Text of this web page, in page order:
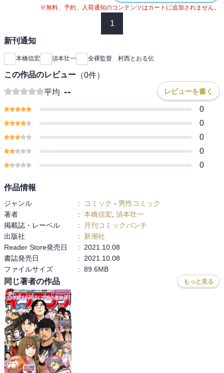
※無料、予約、入荷通知のコンテンツはカートに追加されません。
1
新刊通知
本橋信宏 須本壮一 全裸監督 村西とおる伝
この作品のレビュー （0件）
平均 -- レビューを書く
0
0
0
0
0
作品情報
ジャンル : コミック - 男性コミック
著者
: 本橋信宏 須本壮一
掲載誌・レーベル
:
月刊コミックバンチ
出版社
:
新潮社
Reader Store発売日
:
2021.10.08
書誌発売日
:
2021.10.08
ファイルサイズ
: 89.6MB
同じ著者の作品 もっと見る